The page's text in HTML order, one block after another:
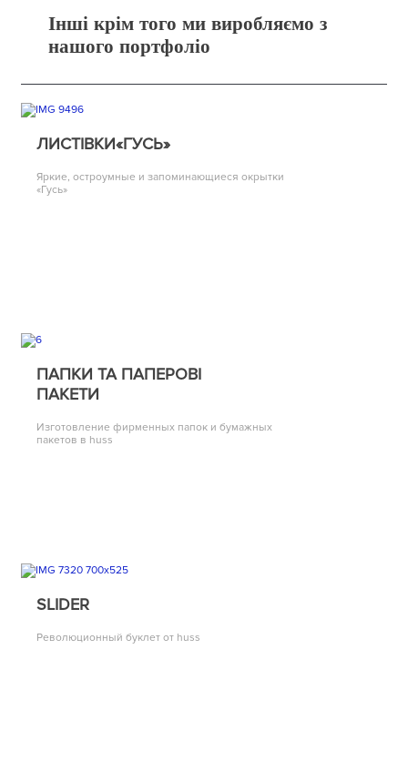
Інші крім того ми виробляємо з
нашого портфоліо
ЛИСТІВКИ«ГУСЬ»
Яркие, остроумные и запоминающиеся окрытки
«Гусь»
ПАПКИ ТА ПАПЕРОВІ
ПАКЕТИ
Изготовление фирменных папок и бумажных
пакетов в huss
SLIDER
Революционный буклет от huss